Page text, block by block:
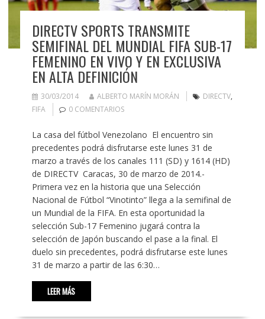
DIRECTV SPORTS TRANSMITE
SEMIFINAL DEL MUNDIAL FIFA SUB-17
FEMENINO EN VIVO Y EN EXCLUSIVA
EN ALTA DEFINICIÓN
30/03/2014 ALBERTO MARÍN MORÁN DIRECTV,
FIFA
0 COMENTARIOS
La casa del fútbol Venezolano El encuentro sin
precedentes podrá disfrutarse este lunes 31 de
marzo a través de los canales 111 (SD) y 1614 (HD)
de DIRECTV Caracas, 30 de marzo de 2014.-
Primera vez en la historia que una Selección
Nacional de Fútbol “Vinotinto” llega a la semifinal de
un Mundial de la FIFA. En esta oportunidad la
selección Sub-17 Femenino jugará contra la
selección de Japón buscando el pase a la final. El
duelo sin precedentes, podrá disfrutarse este lunes
31 de marzo a partir de las 6:30…
LEER MÁS